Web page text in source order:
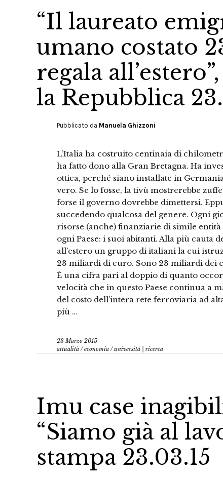
“Il laureato
umano costato
regala
la Repubblica
Pubblicato da Manuela Ghizzoni
L’Italia ha costruito centinaia di
ha fatto dono alla Gran Bretagna. Ha
ottica, perché siano installate in
vero. Se lo fosse, la tivù mostrerebbe
forse il governo dovrebbe dimettersi.
succedendo qualcosa del genere. Ogni
risorse (anche) finanziarie di simile
ogni Paese: i suoi abitanti. Alla più cauta
all’estero un gruppo di italiani la cui
23 miliardi di euro. Sono 23 miliardi dei
È una cifra pari al doppio di quanto
velocità che in questo Paese continua a
del costo dell’intera rete ferroviaria ad
più …
23 Marzo 2015
attualità /economia /università | ricerca
Imu case
“Siamo già al
stampa 23.03.15